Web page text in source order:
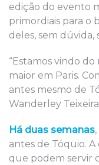
edição do evento
primordiais para o
deles, sem
“Estamos vindo
maior em Paris.
antes mesmo de
Wanderley
Há duas semanas
antes de Tóquio.
que podem servir